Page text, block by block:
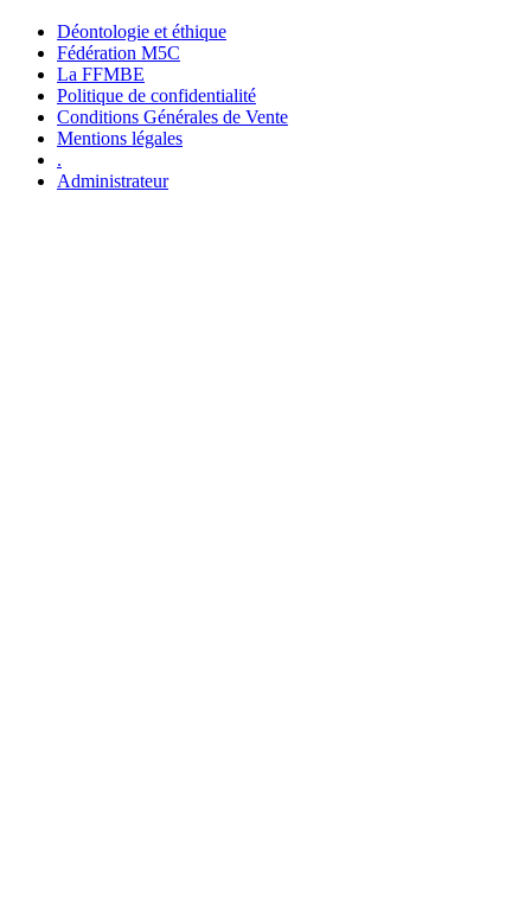
Déontologie et éthique
Fédération M5C
La FFMBE
Politique de confidentialité
Conditions Générales de Vente
Mentions légales
.
Administrateur